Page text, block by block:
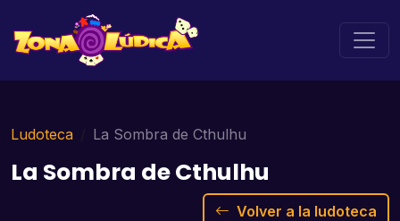
Ludoteca La Sombra de Cthulhu
La Sombra de Cthulhu
Volver a la ludoteca